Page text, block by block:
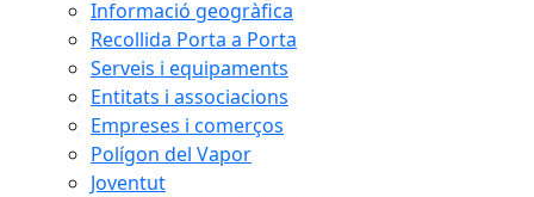
Informació geogràfica
Recollida Porta a Porta
Serveis i equipaments
Entitats i associacions
Empreses i comerços
Polígon del Vapor
Joventut